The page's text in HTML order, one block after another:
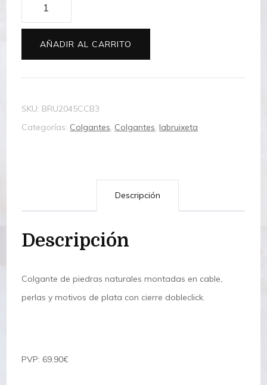
de
piedras
cantidad
AÑADIR AL CARRITO
SKU: BRU2045CCB3
Categorías: Colgantes Colgantes ,labruixeta
Descripción
Descripción
Colgante de piedras naturales montadas en cable,
perlas y motivos de plata con cierre dobleclick.
PVP: 69.90€